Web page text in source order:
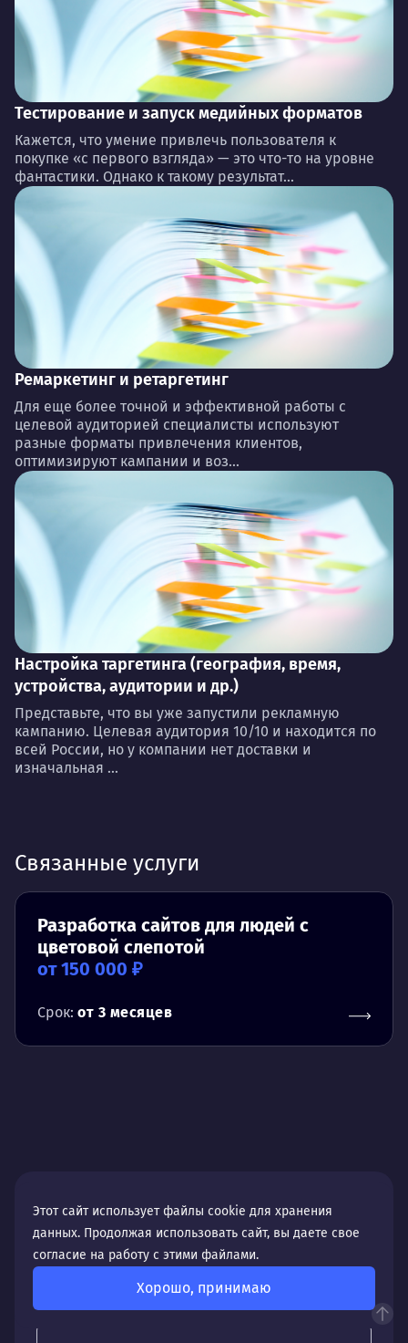
Тестирование и запуск медийных форматов
Кажется, что умение привлечь пользователя к
покупке «с первого взгляда» — это что-то на уровне
фантастики. Однако к такому результат...
Ремаркетинг и ретаргетинг
Для еще более точной и эффективной работы с
целевой аудиторией специалисты используют
разные форматы привлечения клиентов,
оптимизируют кампании и воз...
Настройка таргетинга (география, время,
устройства, аудитории и др.)
Представьте, что вы уже запустили рекламную
кампанию. Целевая аудитория 10/10 и находится по
всей России, но у компании нет доставки и
изначальная ...
Связанные услуги
Разработка сайтов для людей с
цветовой слепотой
от 150 000 ₽
Срок: от 3 месяцев
Оставьте заявку, и мы ответим
на все ваши вопросы
Мы рядом и готовы помочь
Этот сайт использует файлы cookie для хранения
данных. Продолжая использовать сайт, вы даете свое
согласие на работу с этими файлами.
Хорошо, принимаю